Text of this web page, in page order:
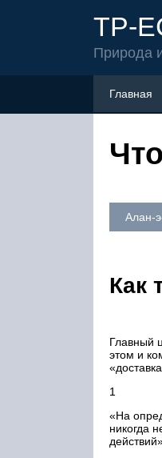
TP-
Природа
Главная
Алан-
Как
Главный
этом и
1
«На
никогда